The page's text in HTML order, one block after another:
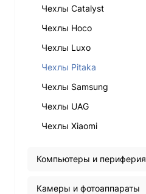
Чехлы Catalyst
Чехлы Hoco
Чехлы Luxo
Чехлы Pitaka
Чехлы Samsung
Чехлы UAG
Чехлы Xiaomi
Компьютеры и периферия
Камеры и фотоаппараты